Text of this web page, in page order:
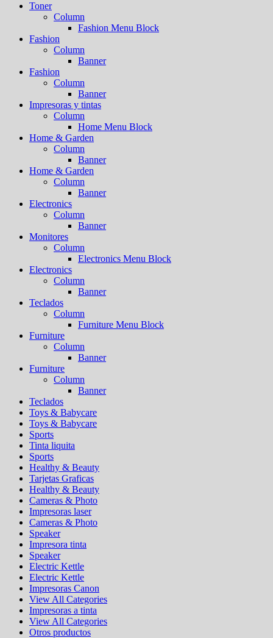
Toner
Column
Fashion Menu Block
Fashion
Column
Banner
Fashion
Column
Banner
Impresoras y tintas
Column
Home Menu Block
Home & Garden
Column
Banner
Home & Garden
Column
Banner
Electronics
Column
Banner
Monitores
Column
Electronics Menu Block
Electronics
Column
Banner
Teclados
Column
Furniture Menu Block
Furniture
Column
Banner
Furniture
Column
Banner
Teclados
Toys & Babycare
Toys & Babycare
Sports
Tinta liquita
Sports
Healthy & Beauty
Tarjetas Graficas
Healthy & Beauty
Cameras & Photo
Impresoras laser
Cameras & Photo
Speaker
Impresora tinta
Speaker
Electric Kettle
Electric Kettle
Impresoras Canon
View All Categories
Impresoras a tinta
View All Categories
Otros productos